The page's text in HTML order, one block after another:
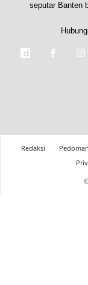
seputar Banten
Redaksi